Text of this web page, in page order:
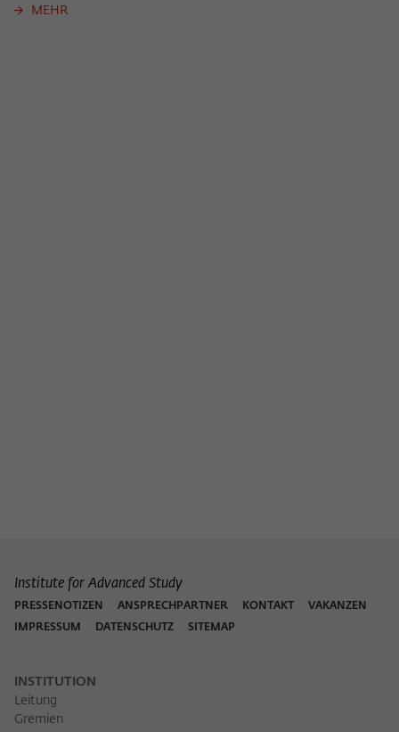
MEHR
Institute for Advanced Study
PRESSENOTIZEN ANSPRECHPARTNER KONTAKT
VAKANZEN
IMPRESSUM
DATENSCHUTZ SITEMAP
INSTITUTION
Leitung
Gremien